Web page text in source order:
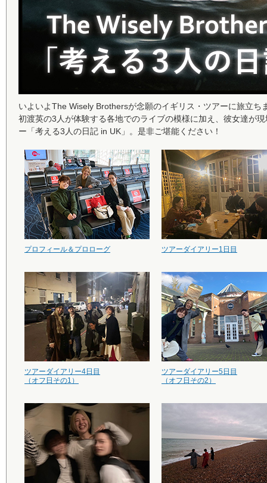
いよいよThe Wisely Brothersが念願のイギリス・ツアーに旅立ち
初渡英の3人が体験する各地でのライブの模様に加え、彼女達が
ー「考える3人の日記 in UK」。是非ご堪能ください！
プロフィール＆プロローグ ツアーダイアリー1日目
ツアーダイアリー4日目
（オフ日その1）
ツアーダイアリー5日目
（オフ日その2）